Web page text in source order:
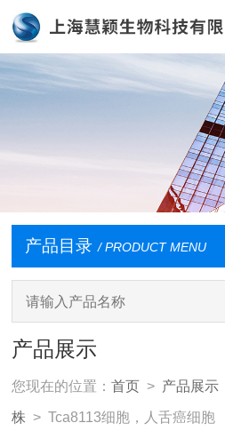
产品目录 / PRODUCT MENU
产品展示
您现在的位置：首页 > 产品展示
株 > Tca8113细胞，人舌癌细胞